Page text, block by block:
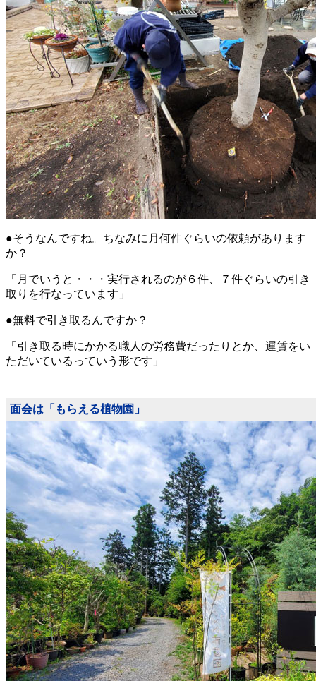
●そうなんですね。ちなみに月何件ぐらいの依頼があります
か？
「月でいうと・・・実行されるのが６件、７件ぐらいの引き
取りを行なっています」
●無料で引き取るんですか？
「引き取る時にかかる職人の労務費だったりとか、運賃をい
ただいているっていう形です」
面会は「もらえる植物園」